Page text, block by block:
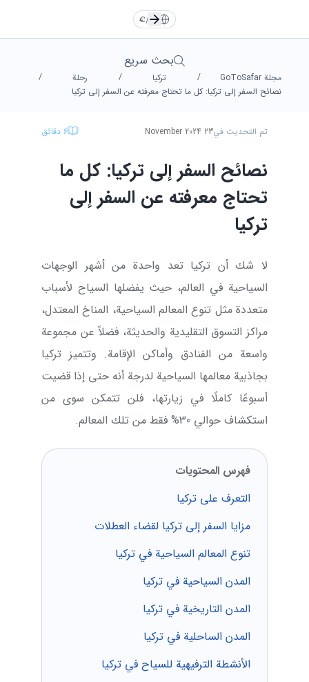
AR
/
€
TR English
فارسی العربية
تومان
مجلة GoToSafar / تركيا / رحلة
/
نصائح السفر إلى تركيا: كل ما تحتاج معرفته عن السفر إلى تركيا
بحث سريع
تم التحديث في23 November 2024
6 دقائق
نصائح السفر إلى تركيا: كل ما
تحتاج معرفته عن السفر إلى
تركيا
لا شك أن تركيا تعد واحدة من أشهر الوجهات
السياحية في العالم، حيث يفضلها السياح لأسباب
متعددة مثل تنوع المعالم السياحية، المناخ المعتدل،
مراكز التسوق التقليدية والحديثة، فضلاً عن مجموعة
واسعة من الفنادق وأماكن الإقامة. وتتميز تركيا
بجاذبية معالمها السياحية لدرجة أنه حتى إذا قضيت
أسبوعًا كاملًا في زيارتها، فلن تتمكن سوى من
استكشاف حوالي 30% فقط من تلك المعالم.
فهرس المحتويات
التعرف على تركيا
مزايا السفر إلى تركيا لقضاء العطلات
تنوع المعالم السياحية في تركيا
المدن السياحية في تركيا
المدن التاريخية في تركيا
المدن الساحلية في تركيا
الأنشطة الترفيهية للسياح في تركيا
TR English
فارسی العربية
Toman TL